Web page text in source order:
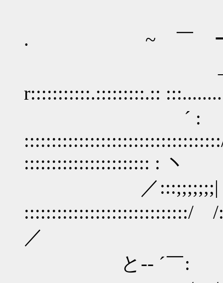
. ~ ￣ ー
r:::::::::::.:::::::::.::
´ :
::::::::::::::::::::::: : ヽ
／:::;;;;;;;|
::::::::::::::::::::::::::::::/ /
／
と-‐ ´￣: